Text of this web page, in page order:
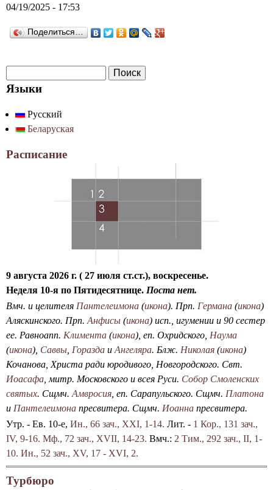
04/19/2025 - 17:53
Поделиться…
Ф
р
м
а
о
с
к
Языки
Русский
Беларуская
Расписание
9 августа 2026 г. ( 27 июля ст.ст.), воскресенье.
Неделя 10-я по Пятидесятнице. Поста нет.
Вмч. и целителя Пантелеимона (икона). Прп. Германа (икона)
Аляскинского. Прп. Анфисы (икона) исп., игумении и 90 сестер
ее. Равноапп. Климента (икона), еп. Охридского, Наума
(икона), Саввы Горазда и Ангеляра. Блж. Николая (икона)
Кочанова, Христа ради юродивого, Новгородского. Свт.
Иоасафа , митр. Московского и всея Руси. Собор Смоленских
святых. Сщмч. Амвросия , еп. Сарапульского. Сщмч. Платона
и Пантелеимона пресвитера. Сщмч. Иоанна пресвитера.
Утр. - Ев. 10-е, Ин., 66 зач., XXI, 1-14. Лит. - 1 Кор., 131 зач.,
IV, 9-16. Мф., 72 зач., XVII, 14-23. Вмч.: 2 Тим., 292 зач., II, 1-
10. Ин., 52 зач., XV, 17 - XVI, 2.
Турбюро